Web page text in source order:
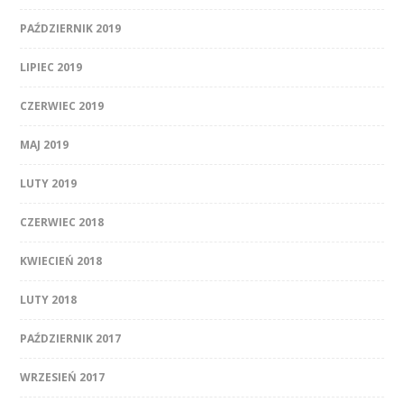
PAŹDZIERNIK 2019
LIPIEC 2019
CZERWIEC 2019
MAJ 2019
LUTY 2019
CZERWIEC 2018
KWIECIEŃ 2018
LUTY 2018
PAŹDZIERNIK 2017
WRZESIEŃ 2017